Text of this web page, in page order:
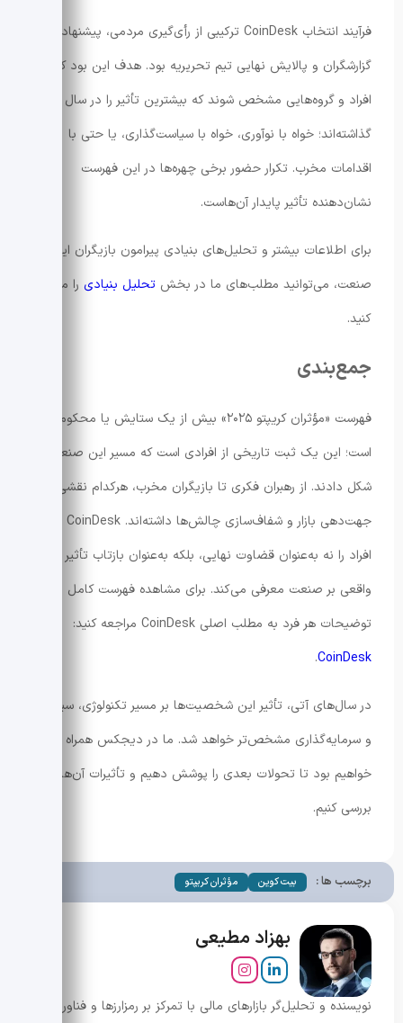
فرآیند انتخاب CoinDesk ترکیبی از رأی‌گیری مردمی، پیشنهادات
گزارشگران و پالایش نهایی تیم تحریریه بود. هدف این بود که
گذاشته‌اند؛ خواه با نوآوری، خواه با سیاست‌گذاری، یا حتی با
اقدامات مخرب. تکرار حضور برخی چهره‌ها در این فهرست
نشان‌دهنده تأثیر پایدار آن‌هاست.
برای اطلاعات بیشتر و تحلیل‌های بنیادی پیرامون بازیگران این
صنعت، می‌توانید مطلب‌های ما در بخش تحلیل بنیادی را مطالعه
کنید.
جمع‌بندی
فهرست «مؤثران کریپتو ۲۰۲۵» بیش از یک ستایش یا محکومیت
است؛ این یک ثبت تاریخی از افرادی است که مسیر این صنعت را
شکل دادند. از رهبران فکری تا بازیگران مخرب، هرکدام نقشی در
افراد را نه به‌عنوان قضاوت نهایی، بلکه به‌عنوان بازتاب تأثیر
واقعی بر صنعت معرفی می‌کند. برای مشاهده فهرست کامل و
توضیحات هر فرد به مطلب اصلی CoinDesk مراجعه کنید:
CoinDesk
.
در سال‌های آتی، تأثیر این شخصیت‌ها بر مسیر تکنولوژی، سیاست
و سرمایه‌گذاری مشخص‌تر خواهد شد. ما در دیجکس همراه شما
خواهیم بود تا تحولات بعدی را پوشش دهیم و تأثیرات آن‌ها را
بررسی کنیم.
برچسب ها : بیت کوین مؤثران کریپتو
بهزاد مطیعی
نویسنده و تحلیل‌گر بازارهای مالی با تمرکز بر رمزارزها و فناوری